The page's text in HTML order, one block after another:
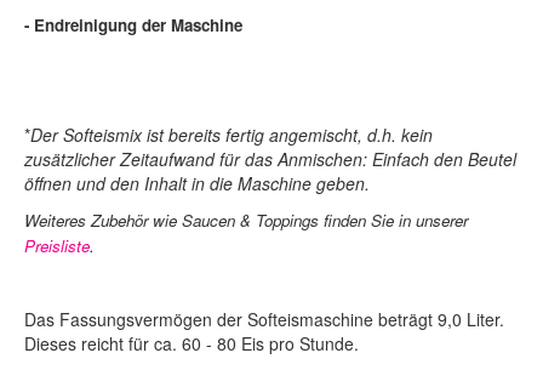
- Endreinigung der Maschine
*Der Softeismix ist bereits fertig angemischt, d.h. kein
zusätzlicher Zeitaufwand für das Anmischen: Einfach den Beutel
öffnen und den Inhalt in die Maschine geben.
Weiteres Zubehör wie Saucen & Toppings finden Sie in unserer
Preisliste.
Das Fassungsvermögen der Softeismaschine beträgt 9,0 Liter.
Dieses reicht für ca. 60 - 80 Eis pro Stunde.